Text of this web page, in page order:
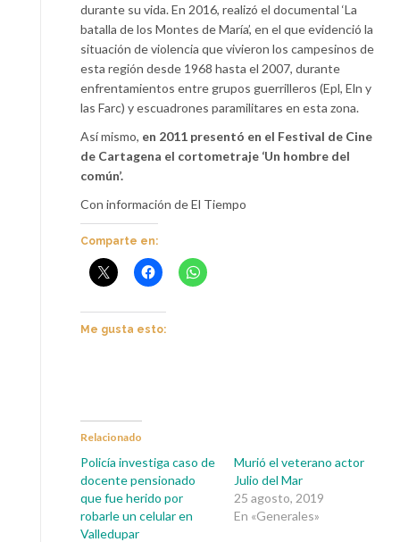
durante su vida. En 2016, realizó el documental ‘La
batalla de los Montes de María’, en el que evidenció la
situación de violencia que vivieron los campesinos de
esta región desde 1968 hasta el 2007, durante
enfrentamientos entre grupos guerrilleros (Epl, Eln y
las Farc) y escuadrones paramilitares en esta zona.
Así mismo, en 2011 presentó en el Festival de Cine
de Cartagena el cortometraje ‘Un hombre del
común’.
Con información de El Tiempo
Comparte en:
Me gusta esto:
Relacionado
Policía investiga caso de
docente pensionado
que fue herido por
robarle un celular en
Valledupar
Murió el veterano actor
Julio del Mar
25 agosto, 2019
En «Generales»